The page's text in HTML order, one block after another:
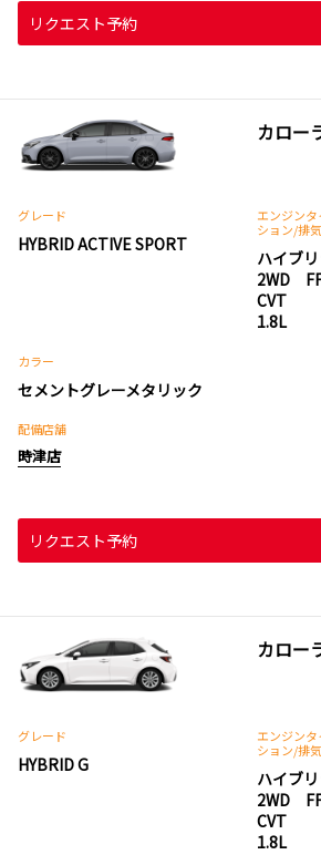
リクエスト予約
カロー
グレード
HYBRID ACTIVE SPORT
エンジン
ション/排
ハイブ
2WD
CVT
1.8L
カラー
セメントグレーメタリック
配備店舗
時津店
リクエスト予約
カロー
グレード
HYBRID G
エンジン
ション/排
ハイブ
2WD
CVT
1.8L